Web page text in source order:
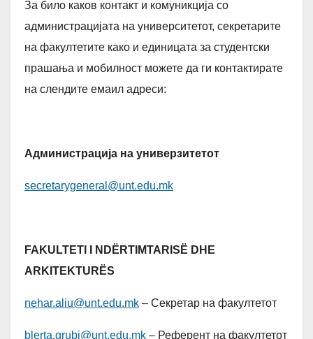
За било каков контакт и комуникција со
администрацијата на университетот, секретарите
на факултетите како и единицата за студентски
прашања и мобилност можете да ги контактирате
на слендите емаил адреси:
Администрација на универзитетот
secretarygeneral@unt.edu.mk
FAKULTETI I NDËRTIMTARISË DHE
ARKITEKTURËS
nehar.aliu@unt.edu.mk – Секретар на факултетот
blerta.grubi@unt.edu.mk – Референт на факултетот